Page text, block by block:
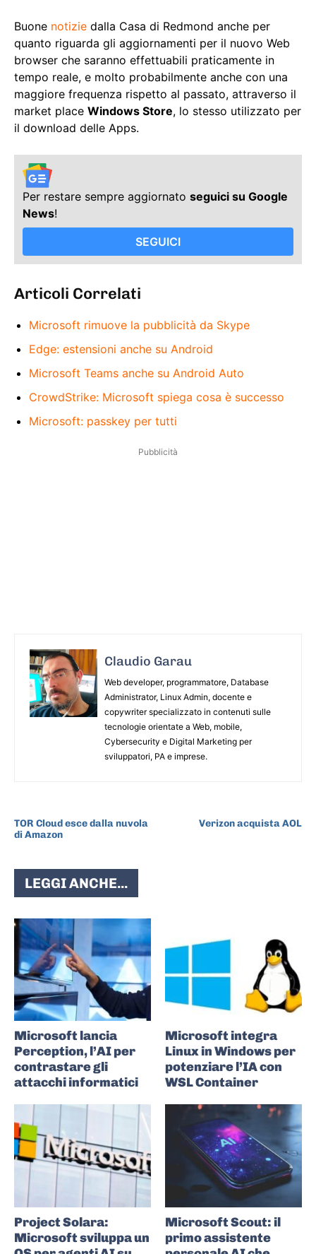
Buone notizie dalla Casa di Redmond anche per
quanto riguarda gli aggiornamenti per il nuovo Web
browser che saranno effettuabili praticamente in
tempo reale, e molto probabilmente anche con una
maggiore frequenza rispetto al passato, attraverso il
market place Windows Store, lo stesso utilizzato per
il download delle Apps.
Per restare sempre aggiornato seguici su Google
News!
SEGUICI
Articoli Correlati
Microsoft rimuove la pubblicità da Skype
Edge: estensioni anche su Android
Microsoft Teams anche su Android Auto
CrowdStrike: Microsoft spiega cosa è successo
Microsoft: passkey per tutti
Pubblicità
Claudio Garau
Web developer, programmatore, Database
Administrator, Linux Admin, docente e
copywriter specializzato in contenuti sulle
tecnologie orientate a Web, mobile,
Cybersecurity e Digital Marketing per
sviluppatori, PA e imprese.
TOR Cloud esce dalla nuvola
di Amazon
Verizon acquista AOL
LEGGI ANCHE...
Microsoft lancia
Perception, l’AI per
contrastare gli
attacchi informatici
Microsoft integra
Linux in Windows per
potenziare l’IA con
WSL Container
Project Solara:
Microsoft sviluppa un
Microsoft Scout: il
primo assistente